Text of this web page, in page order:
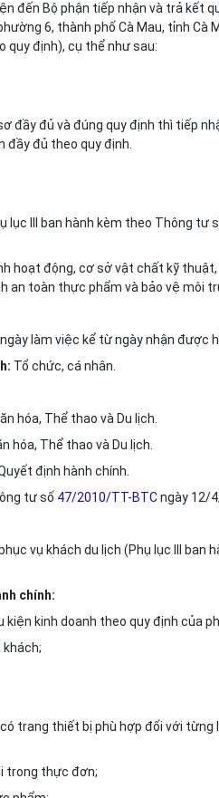
đến Bộ phận tiếp nhận và trả kết
6, thành phố Cà Mau, tỉnh Cà
quy định), cụ thể như sau:
đầy đủ và đúng quy định thì tiếp
đầy đủ theo quy định.
lục III ban hành kèm theo Thông tư
hoạt động, cơ sở vật chất kỹ
an toàn thực phẩm và bảo vệ môi
làm việc kể từ ngày nhận được
Tổ chức, cá nhân.
hóa, Thể thao và Du lịch.
hóa, Thể thao và Du lịch.
định hành chính.
tư số 47/2010/TT-BTCngày 12/
vụ khách du lịch (Phụ lục III ban
chính:
kinh doanh theo quy định của
trang thiết bị phù hợp đối với từng
trong thực đơn;